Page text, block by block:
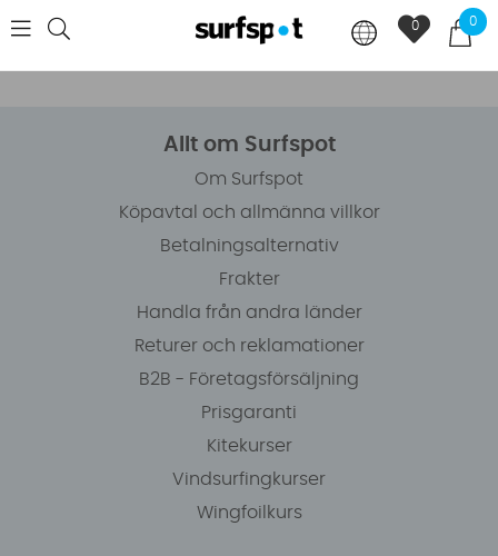
0
0
Allt om Surfspot
Om Surfspot
Köpavtal och allmänna villkor
Betalningsalternativ
Frakter
Handla från andra länder
Returer och reklamationer
B2B - Företagsförsäljning
Prisgaranti
Kitekurser
Vindsurfingkurser
Wingfoilkurs